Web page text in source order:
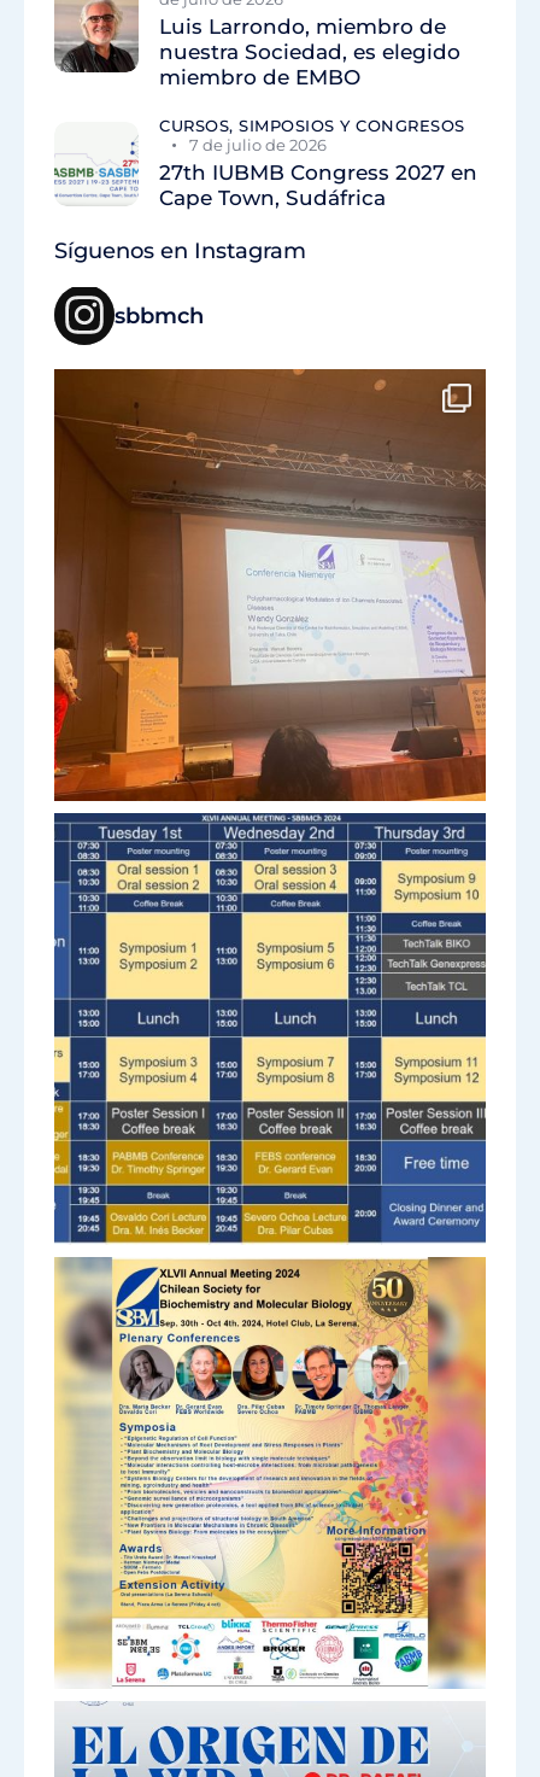
Luis Larrondo, miembro de
nuestra Sociedad, es elegido
miembro de EMBO
CURSOS, SIMPOSIOS Y CONGRESOS
7 de julio de 2026
27th IUBMB Congress 2027 en
Cape Town, Sudáfrica
Síguenos en Instagram
sbbmch